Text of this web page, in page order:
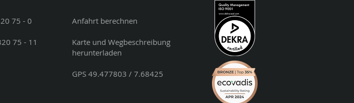
75 - 0
75 - 11
Anfahrt berechnen
Karte und Wegbeschreibung
herunterladen
GPS 49.477803 / 7.68425